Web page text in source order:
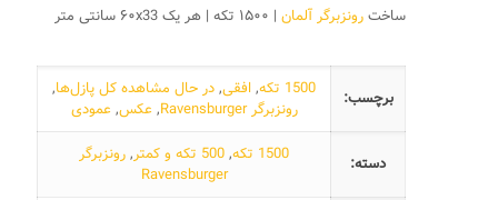
ساخترونزبرگر آلمان | ۱۵۰۰ تکه | هر یک ۶۰x33 سانتی متر
برچسب: 1500 تکه ,افقی,در حال مشاهده کل پازل‌ها,
رونزبرگر Ravensburger
, عکس, عمودی
دسته: 1500 تکه ,500 تکه و کمتر ,رونزبرگر
Ravensburger